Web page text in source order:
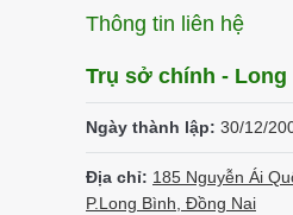
Thông tin liên hệ
Trụ sở chính - Long
Ngày thành lập: 30/12/
Địa chỉ: 185 Nguyễn Ái
P.Long Bình, Đồng Nai